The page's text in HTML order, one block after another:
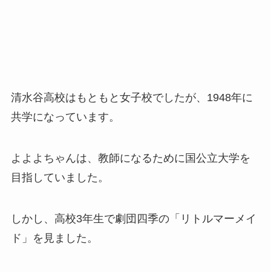
清水谷高校はもともと女子校でしたが、1948年に
共学になっています。
よよよちゃんは、教師になるために国公立大学を
目指していました。
しかし、高校3年生で劇団四季の「リトルマーメイ
ド」を見ました。